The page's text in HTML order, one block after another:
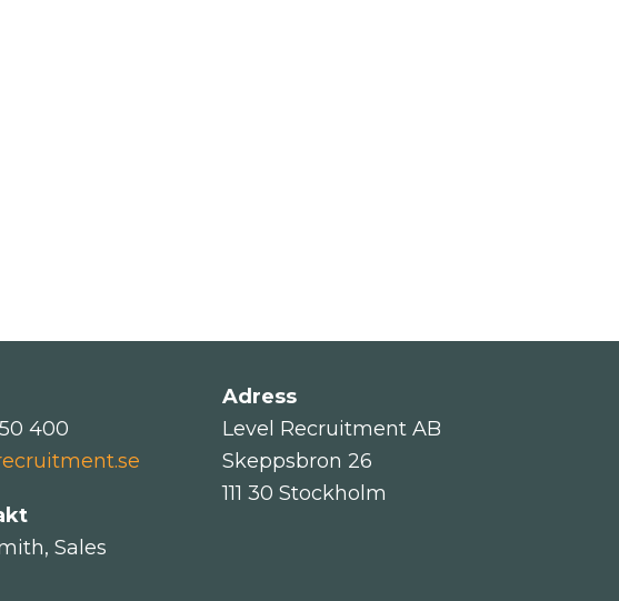
400
Sales
Adress
Level Recruitment AB
Skeppsbron 26
111 30 Stockholm